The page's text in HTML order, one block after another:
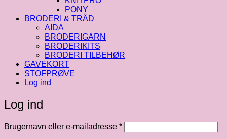
PONY
BRODERI & TRÅD
AIDA
BRODERIGARN
BRODERIKITS
BRODERI TILBEHØR
GAVEKORT
STOFPRØVE
Log ind
Log ind
Brugernavn eller e-mailadresse *Påkrævet